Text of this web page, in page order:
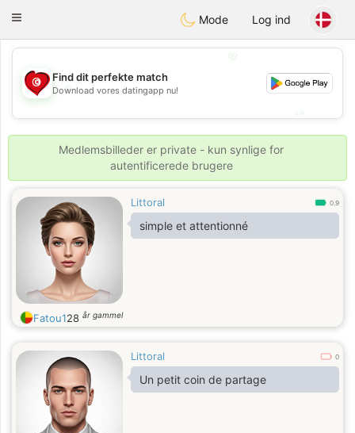
Tunisia Dating
Toggle
Mode Log ind
💖
💕
Find dit perfekte match
Download vores datingapp nu!
Medlemsbilleder er private - kun synlige for
autentificerede brugere
Littoral 0.9
simple et attentionné
Fatou128 år gammel
Littoral 0
Un petit coin de partage